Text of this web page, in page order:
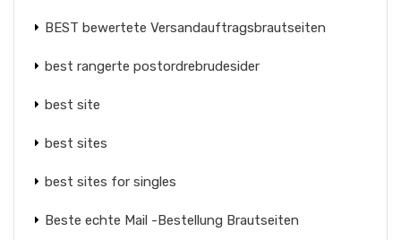
BEST bewertete Versandauftragsbrautseiten
best rangerte postordrebrudesider
best site
best sites
best sites for singles
Beste echte Mail -Bestellung Brautseiten